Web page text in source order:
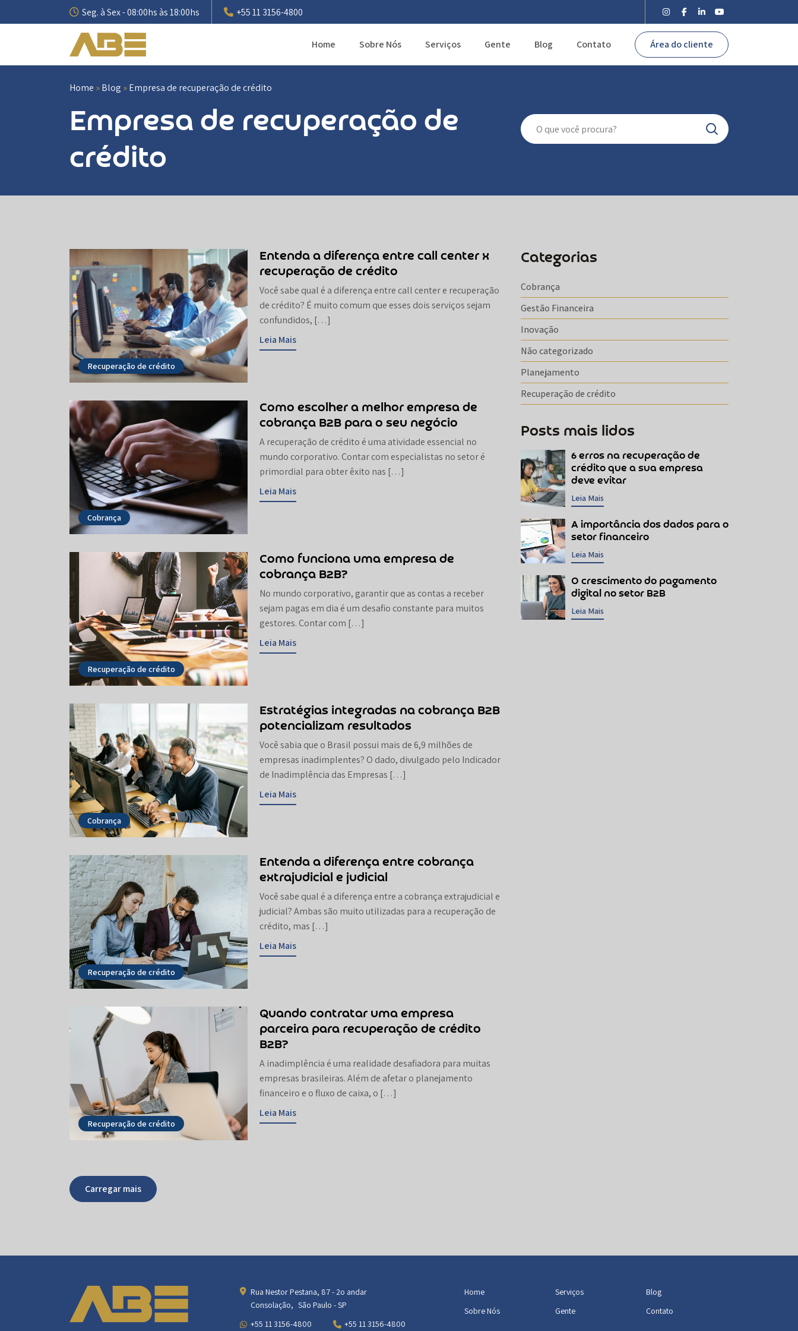
para
Seg. à Sex - 08:00hs às 18:00hs +55 11 3156-4800
Home Sobre Nós Serviços Gente Blog Contato Área do cliente
Home »Blog »Empresa de recuperação de crédito
Empresa de recuperação de
crédito
Recuperação de crédito
Entenda a diferença entre call center x
recuperação de crédito
Você sabe qual é a diferença entre call center e recuperação
de crédito? É muito comum que esses dois serviços sejam
confundidos, […]
Leia Mais
Cobrança
Como escolher a melhor empresa de
cobrança B2B para o seu negócio
A recuperação de crédito é uma atividade essencial no
mundo corporativo. Contar com especialistas no setor é
primordial para obter êxito nas […]
Leia Mais
Recuperação de crédito
Como funciona uma empresa de
cobrança B2B?
No mundo corporativo, garantir que as contas a receber
sejam pagas em dia é um desafio constante para muitos
gestores. Contar com […]
Leia Mais
Cobrança
Estratégias integradas na cobrança B2B
potencializam resultados
Você sabia que o Brasil possui mais de 6,9 milhões de
empresas inadimplentes? O dado, divulgado pelo Indicador
de Inadimplência das Empresas […]
Leia Mais
Recuperação de crédito
Entenda a diferença entre cobrança
extrajudicial e judicial
Você sabe qual é a diferença entre a cobrança extrajudicial e
judicial? Ambas são muito utilizadas para a recuperação de
crédito, mas […]
Leia Mais
Recuperação de crédito
Quando contratar uma empresa
parceira para recuperação de crédito
B2B?
A inadimplência é uma realidade desafiadora para muitas
empresas brasileiras. Além de afetar o planejamento
financeiro e o fluxo de caixa, o […]
Leia Mais
Carregar mais
Categorias
Cobrança
Gestão Financeira
Inovação
Não categorizado
Planejamento
Recuperação de crédito
Posts mais lidos
6 erros na recuperação de
crédito que a sua empresa
deve evitar
Leia Mais
A importância dos dados para o
setor financeiro
Leia Mais
O crescimento do pagamento
digital no setor B2B
Leia Mais
Rua Nestor Pestana, 87 - 2o andar
Consolação, São Paulo - SP
+55 11 3156-4800
+55 11 3156-4800
Home
Sobre Nós
Serviços
Gente
Blog
Contato